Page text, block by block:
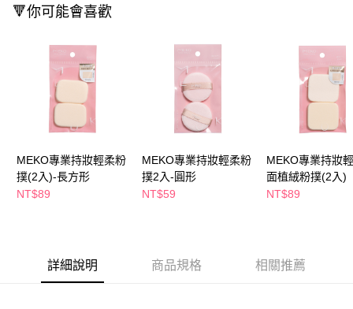
※ 交易是否成功請以「AFTEE先享後付 」之結帳頁面顯示為準，若有關於
是否繳費成功／繳費後需取消欲退款等相關疑問，請聯繫「AFTEE先享後付
１．透過由恩沛科技股份有限公司提供之「AFTEE先享後付」服務完成之交
易，需依本服務之必要範圍內提供個人資料，並將交易相關給付款項請求債
權轉讓予恩沛科技股份有限公司。
２．關於個人資料處理事宜，請瀏覽以下網址：
https://aftee.tw/terms/#terms3
「AFTEE先享後付」，若未經同意申辦者引起之損失，本公司不負相關責
任。
４．使用「AFTEE先享後付」時，將依據個別帳號之用戶狀況，依本公司即
付款後萊爾富取貨
7-11取貨付款
每筆NT$65，滿NT$490(含以上)免運費
付款後7-11取貨
每筆NT$65，滿NT$490(含以上)免運費
宅配(本島)
每筆NT$100，滿NT$790(含以上)免運費
🔻你可能會喜歡
MEKO專業持妝輕柔粉
撲(2入)-長方形
NT$89
MEKO專業持妝輕柔粉
撲2入-圓形
NT$59
MEKO專業持妝
面植絨粉撲(2入)
NT$89
詳細說明 商品規格 相關推薦